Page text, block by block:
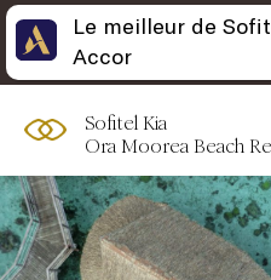
Sofitel Kia
Ora Moorea Beach
Le meilleur de
Accor